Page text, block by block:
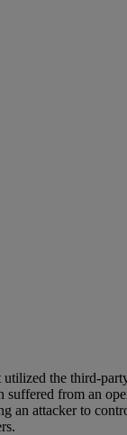
utilized the third-
suffered from an
an attacker to